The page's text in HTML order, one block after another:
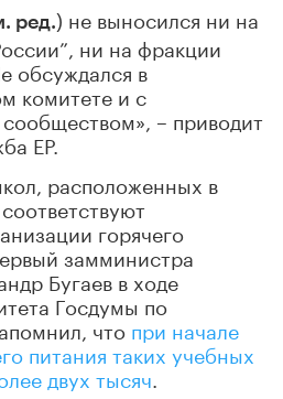
ред.) не выносился ни на
ни на фракции
обсуждался в
комитете и с
– приводит
ЕР.
расположенных в
горячего
замминистра
Бугаев в ходе
Госдумы по
что при начале
питания таких учебных
двух тысяч